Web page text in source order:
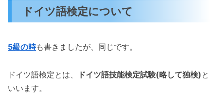
ドイツ語検定について
5級の時も書きましたが、同じです。
ドイツ語検定とは、 ドイツ語技能検定試験(略して独検) と
いいます。